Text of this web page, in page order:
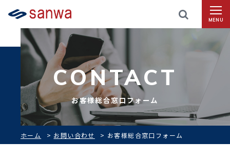
MENU
CONTACT
お客様総合窓口フォーム
ホーム > お問い合わせ > お客様総合窓口フォーム